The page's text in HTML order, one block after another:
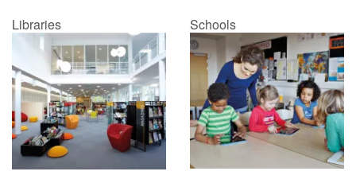
Libraries Schools